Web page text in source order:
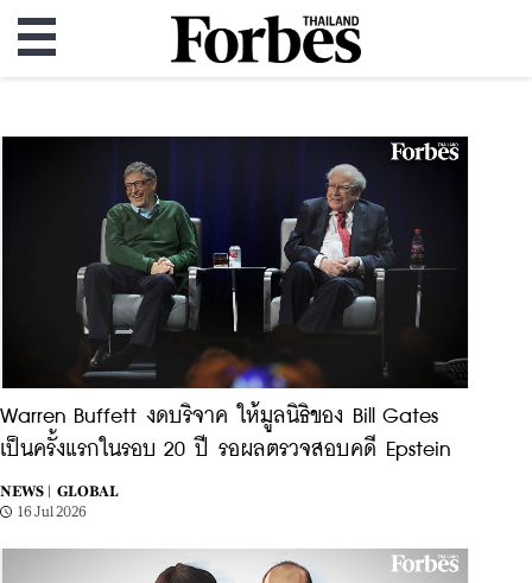
Warren Buffett งดบริจาค ให้มูลนิธิของ Bill Gates
เป็นครั้งแรกในรอบ 20 ปี รอผลตรวจสอบคดี Epstein
NEWS |
GLOBAL
16 Jul 2026